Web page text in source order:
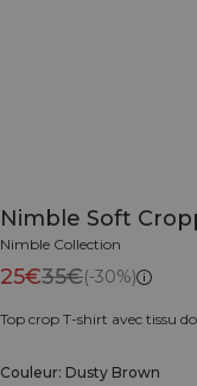
Nimble Soft
Nimble Collection
25€35€(-30%)
Top crop T-shirt avec tissu
Couleur: Dusty Brown